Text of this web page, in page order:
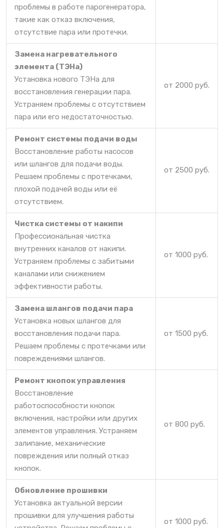
проблемы в работе парогенератора,
такие как отказ включения,
отсутствие пара или протечки.
Замена нагревательного
элемента (ТЭНа)
Установка нового ТЭНа для
восстановления генерации пара.
Устраняем проблемы с отсутствием
пара или его недостаточностью.
от 2000 руб.
Ремонт системы подачи воды
Восстановление работы насосов
или шлангов для подачи воды.
Решаем проблемы с протечками,
плохой подачей воды или её
отсутствием.
от 2500 руб.
Чистка системы от накипи
Профессиональная чистка
внутренних каналов от накипи.
Устраняем проблемы с забитыми
каналами или снижением
эффективности работы.
от 1000 руб.
Замена шлангов подачи пара
Установка новых шлангов для
восстановления подачи пара.
Решаем проблемы с протечками или
повреждениями шлангов.
от 1500 руб.
Ремонт кнопок управления
Восстановление
работоспособности кнопок
включения, настройки или других
элементов управления. Устраняем
залипание, механические
повреждения или полный отказ
кнопок.
от 800 руб.
Обновление прошивки
Установка актуальной версии
прошивки для улучшения работы
от 1000 руб.